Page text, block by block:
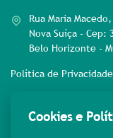
Rua Maria
Nova Suíça - Cep:
Belo Horizonte -
Política de Privacidade
Rede sociais
Cookies e